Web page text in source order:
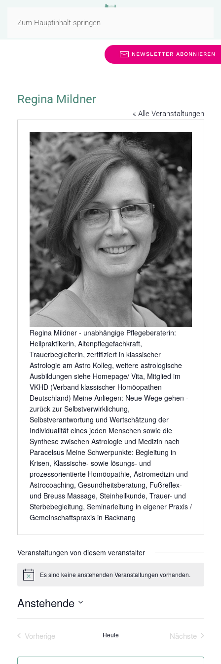
Zum Hauptinhalt springen
MENÜ
Regina Mildner
« Alle Veranstaltungen
Regina Mildner - unabhängige Pflegeberaterin:
Heilpraktikerin, Altenpflegefachkraft,
Trauerbegleiterin, zertifiziert in klassischer
Astrologie am Astro Kolleg, weitere astrologische
Ausbildungen siehe Homepage/ Vita, Mitglied im
VKHD (Verband klassischer Homöopathen
Deutschland) Meine Anliegen: Neue Wege gehen -
zurück zur Selbstverwirklichung,
Selbstverantwortung und Wertschätzung der
Individualität eines jeden Menschen sowie die
Synthese zwischen Astrologie und Medizin nach
Paracelsus Meine Schwerpunkte: Begleitung in
Krisen, Klassische- sowie lösungs- und
prozessorientierte Homöopathie, Astromedizin und
Astrocoaching, Gesundheitsberatung, Fußreflex-
und Breuss Massage, Steinheilkunde, Trauer- und
Sterbebegleitung, Seminarleitung in eigener Praxis /
Gemeinschaftspraxis in Backnang
Veranstaltungen von diesem veranstalter
HinweisEs sind keine anstehenden Veranstaltungen vorhanden.
Anstehende
Vorherige
Heute
Nächste
NEWSLETTER ABONNIEREN